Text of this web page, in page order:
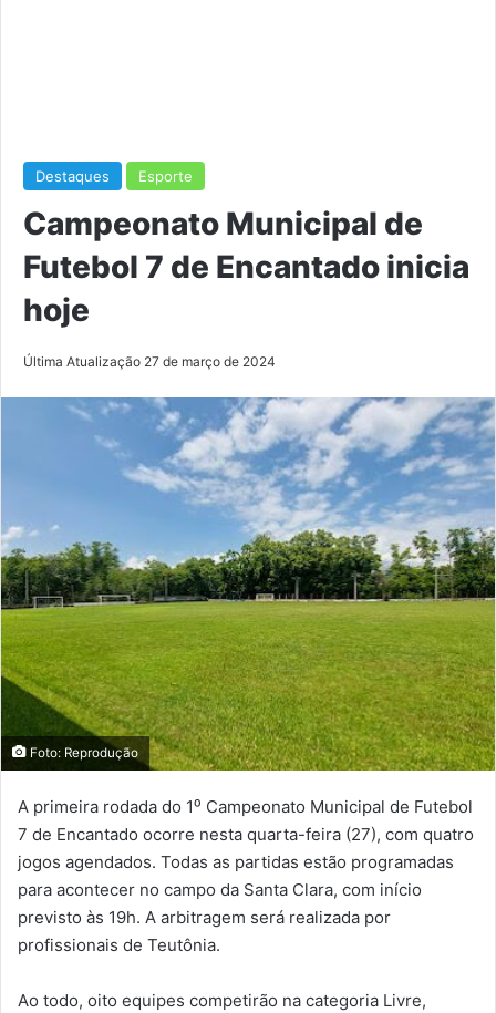
Destaques Esporte
Campeonato Municipal de
Futebol 7 de Encantado inicia
hoje
Última Atualização 27 de março de 2024
Foto: Reprodução
A primeira rodada do 1⁰ Campeonato Municipal de Futebol
7 de Encantado ocorre nesta quarta-feira (27), com quatro
jogos agendados. Todas as partidas estão programadas
para acontecer no campo da Santa Clara, com início
previsto às 19h. A arbitragem será realizada por
profissionais de Teutônia.
Ao todo, oito equipes competirão na categoria Livre,